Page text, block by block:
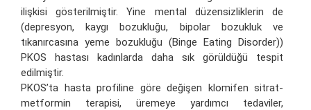
ilişkisi gösterilmiştir. Yine mental düzensizliklerin de
(depresyon, kaygı bozukluğu, bipolar bozukluk ve
tıkanırcasına yeme bozukluğu (Binge Eating Disorder))
PKOS hastası kadınlarda daha sık görüldüğü tespit
edilmiştir.
PKOS’ta hasta profiline göre değişen klomifen sitrat-
metformin terapisi, üremeye yardımcı tedaviler,